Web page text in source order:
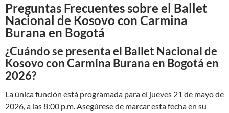
Preguntas Frecuentes sobre el Ballet
Nacional de Kosovo con Carmina
Burana en Bogotá
¿Cuándo se presenta el Ballet Nacional de
Kosovo con Carmina Burana en Bogotá en
2026?
La única función está programada para el jueves 21 de mayo de
2026, a las 8:00 p.m. Asegúrese de marcar esta fecha en su